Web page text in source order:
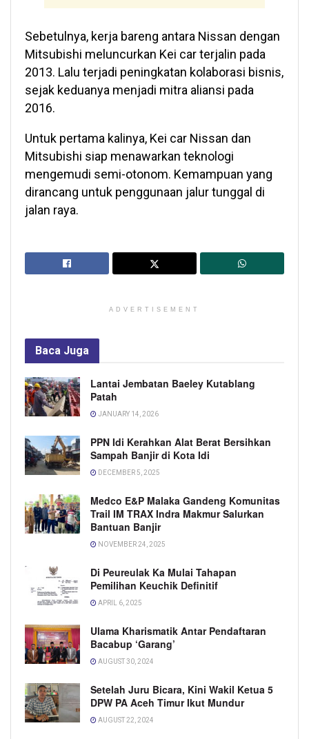
Sebetulnya, kerja bareng antara Nissan dengan
Mitsubishi meluncurkan Kei car terjalin pada
2013. Lalu terjadi peningkatan kolaborasi bisnis,
sejak keduanya menjadi mitra aliansi pada
2016.
Untuk pertama kalinya, Kei car Nissan dan
Mitsubishi siap menawarkan teknologi
mengemudi semi-otonom. Kemampuan yang
dirancang untuk penggunaan jalur tunggal di
jalan raya.
ADVERTISEMENT
Baca Juga
Lantai Jembatan Baeley Kutablang
Patah
JANUARY 14, 2026
PPN Idi Kerahkan Alat Berat Bersihkan
Sampah Banjir di Kota Idi
DECEMBER 5, 2025
Medco E&P Malaka Gandeng Komunitas
Trail IM TRAX Indra Makmur Salurkan
Bantuan Banjir
NOVEMBER 24, 2025
Di Peureulak Ka Mulai Tahapan
Pemilihan Keuchik Definitif
APRIL 6, 2025
Ulama Kharismatik Antar Pendaftaran
Bacabup ‘Garang’
AUGUST 30, 2024
Setelah Juru Bicara, Kini Wakil Ketua 5
DPW PA Aceh Timur Ikut Mundur
AUGUST 22, 2024